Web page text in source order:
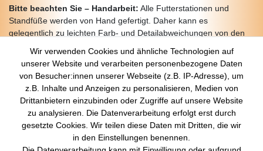
Bitte beachten Sie – Handarbeit: Alle Futterstationen und
Standfüße werden von Hand gefertigt. Daher kann es
gelegentlich zu leichten Farb- und Detailabweichungen von den
Über Uns
Startseite
Versandkosten
Zahlungsarten
Wir verwenden Cookies und ähnliche Technologien auf
unserer Website und verarbeiten personenbezogene Daten
von Besucher:innen unserer Webseite (z.B. IP-Adresse), um
z.B. Inhalte und Anzeigen zu personalisieren, Medien von
Drittanbietern einzubinden oder Zugriffe auf unsere Website
zu analysieren. Die Datenverarbeitung erfolgt erst durch
gesetzte Cookies. Wir teilen diese Daten mit Dritten, die wir
in den Einstellungen benennen.